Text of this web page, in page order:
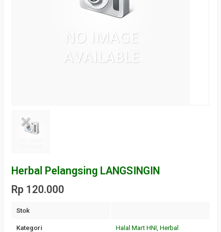
Herbal Pelangsing LANGSINGIN
Rp 120.000
Stok
Kategori Halal Mart HNI, Herbal